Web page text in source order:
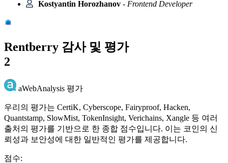
Kostyantin Horozhanov - Frontend Developer
Rentberry 감사 및 평가
2
aWebAnalysis 평가
우리의 평가는 CertiK, Cyberscope, Fairyproof, Hacken,
Quantstamp, SlowMist, TokenInsight, Verichains, Xangle 등 여러
출처의 평가를 기반으로 한 종합 점수입니다. 이는 코인의 신
뢰성과 보안성에 대한 일반적인 평가를 제공합니다.
점수: